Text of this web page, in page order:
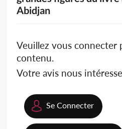
Abidjan
Veuillez vous connecter
contenu.
Votre avis nous
Se Connecter